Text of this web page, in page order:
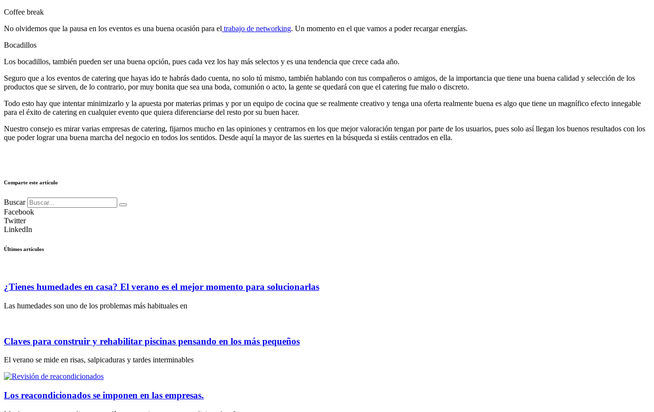
Coffee break
No olvidemos que la pausa en los eventos es una buena ocasión para el trabajo de networking. Un momento en el que vamos a poder recargar energías.
Bocadillos
Los bocadillos, también pueden ser una buena opción, pues cada vez los hay más selectos y es una tendencia que crece cada año.
Seguro que a los eventos de catering que hayas ido te habrás dado cuenta, no solo tú mismo, también hablando con tus compañeros o amigos, de la importancia que tiene una buena calidad y selección de los
productos que se sirven, de lo contrario, por muy bonita que sea una boda, comunión o acto, la gente se quedará con que el catering fue malo o discreto.
Todo esto hay que intentar minimizarlo y la apuesta por materias primas y por un equipo de cocina que se realmente creativo y tenga una oferta realmente buena es algo que tiene un magnífico efecto innegable
para el éxito de catering en cualquier evento que quiera diferenciarse del resto por su buen hacer.
Nuestro consejo es mirar varias empresas de catering, fijarnos mucho en las opiniones y centrarnos en los que mejor valoración tengan por parte de los usuarios, pues solo así llegan los buenos resultados con los
que poder lograr una buena marcha del negocio en todos los sentidos. Desde aquí la mayor de las suertes en la búsqueda si estáis centrados en ella.
Comparte este artículo
Buscar
Facebook
Twitter
LinkedIn
Últimos artículos
¿Tienes humedades en casa? El verano es el mejor momento para solucionarlas
Las humedades son uno de los problemas más habituales en
Claves para construir y rehabilitar piscinas pensando en los más pequeños
El verano se mide en risas, salpicaduras y tardes interminables
Los reacondicionados se imponen en las empresas.